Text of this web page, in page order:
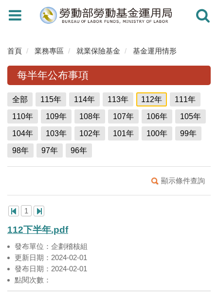
Toggle
navigation
Toggle
首頁 業務專區 就業保險基金 基金運用情形
每半年公布事項
全部 115年 114年 113年 112年 111年
110年 109年 108年 107年 106年 105年
104年 103年 102年 101年 100年 99年
98年 97年 96年
顯示條件查詢
1
112下半年.pdf
發布單位：企劃稽核組
更新日期：2024-02-01
發布日期：2024-02-01
點閱次數：